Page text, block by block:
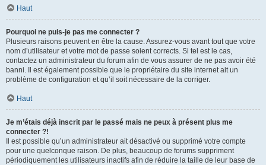
Haut
Pourquoi ne puis-je pas me connecter ?
Plusieurs raisons peuvent en être la cause. Assurez-vous avant tout que votre
nom d’utilisateur et votre mot de passe soient corrects. Si tel est le cas,
contactez un administrateur du forum afin de vous assurer de ne pas avoir été
banni. Il est également possible que le propriétaire du site internet ait un
problème de configuration et qu’il soit nécessaire de la corriger.
Haut
Je m’étais déjà inscrit par le passé mais ne peux à présent plus me
connecter ?!
Il est possible qu’un administrateur ait désactivé ou supprimé votre compte
pour une quelconque raison. De plus, beaucoup de forums suppriment
périodiquement les utilisateurs inactifs afin de réduire la taille de leur base de